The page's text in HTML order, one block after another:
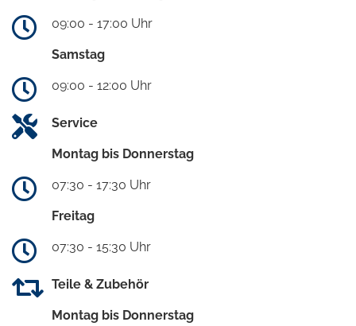
09:00 - 17:00 Uhr
Samstag
09:00 - 12:00 Uhr
Service
Montag bis Donnerstag
07:30 - 17:30 Uhr
Freitag
07:30 - 15:30 Uhr
Teile & Zubehör
Montag bis Donnerstag